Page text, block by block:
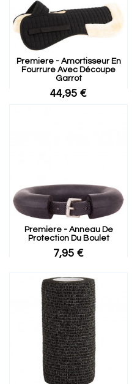
Premiere - Amortisseur En
Fourrure Avec Découpe
Garrot
44,95 €
Premiere - Anneau De
Protection Du Boulet
7,95 €